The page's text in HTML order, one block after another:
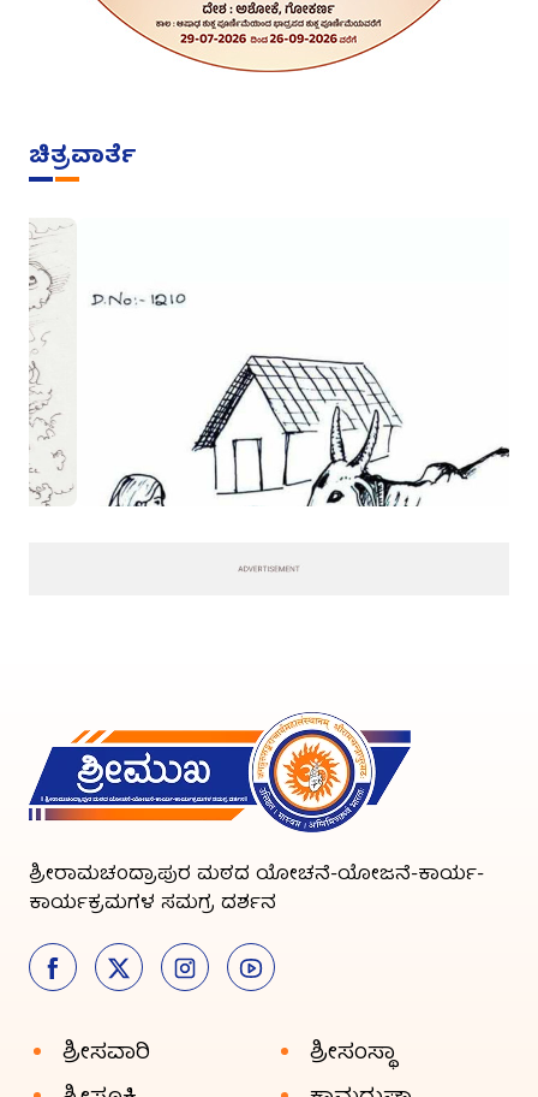
ಚಿತ್ರವಾರ್ತೆ
ಶ್ರೀರಾಮಚಂದ್ರಾಪುರ ಮಠದ ಯೋಚನೆ-ಯೋಜನೆ-ಕಾರ್ಯ-
ಕಾರ್ಯಕ್ರಮಗಳ ಸಮಗ್ರ ದರ್ಶನ
ಶ್ರೀಸವಾರಿ
ಶ್ರೀಸಂಸ್ಥಾ